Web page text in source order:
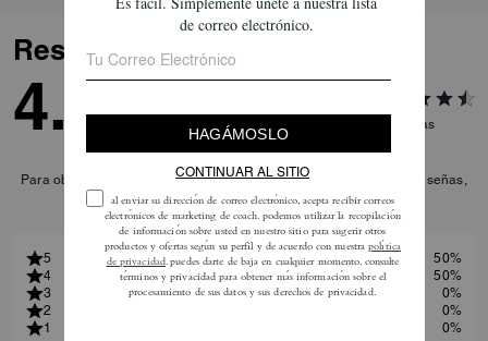
tierra, aumentan la
mayor absorción de carbono.
Refleja nuestro compromiso
continuo por reducir nuestro
Reseñas
4.5 Reseñas
Para obtener más información sobre cómo verificamos nuestras reseñas,
lee másaquí.
5
50%
4
50%
3
0%
2
0%
1
0%